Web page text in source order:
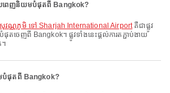
ែលពេញនិយមបំផុតពី Bangkok?
សុវណ្ណភូមិ ទៅ Sharjah International Airportគឺជាផ្លូវ
ចេញពី Bangkok។ ផ្លូវទាំងនេះផ្តល់ការតភ្ជាប់ងាយ
។
មបំផុតពី Bangkok?